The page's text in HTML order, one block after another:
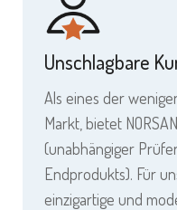
Unschlagbare
Als eines der
Markt, bietet
(unabhängiger
Endprodukts). Für
einzigartige und